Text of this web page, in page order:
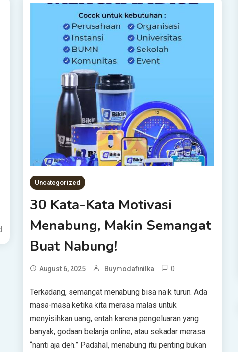
Uncategorized
30 Kata-Kata Motivasi
Menabung, Makin Semangat
Buat Nabung!
August 6, 2025 Buymodafinilka 0
Terkadang, semangat menabung bisa naik turun. Ada
masa-masa ketika kita merasa malas untuk
menyisihkan uang, entah karena pengeluaran yang
banyak, godaan belanja online, atau sekadar merasa
“nanti aja deh.” Padahal, menabung itu penting bukan